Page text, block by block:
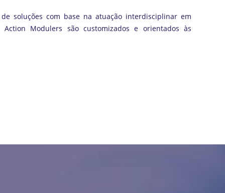
soluções com base na atuação interdisciplinar em
Modulers são customizados e orientados às